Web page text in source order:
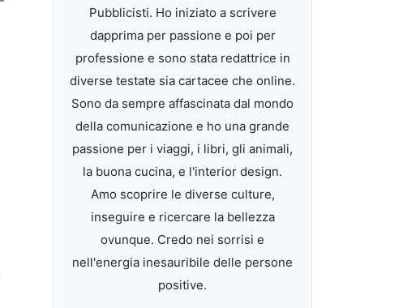
Pubblicisti. Ho iniziato a scrivere
dapprima per passione e poi per
professione e sono stata redattrice in
diverse testate sia cartacee che online.
Sono da sempre affascinata dal mondo
della comunicazione e ho una grande
passione per i viaggi, i libri, gli animali,
la buona cucina, e l'interior design.
Amo scoprire le diverse culture,
inseguire e ricercare la bellezza
ovunque. Credo nei sorrisi e
nell'energia inesauribile delle persone
positive.